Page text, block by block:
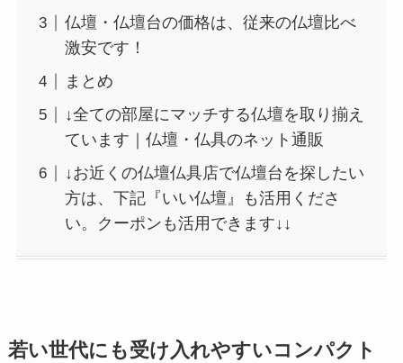
仏壇・仏壇台の価格は、従来の仏壇比べ
激安です！
まとめ
↓全ての部屋にマッチする仏壇を取り揃え
ています｜仏壇・仏具のネット通販
↓お近くの仏壇仏具店で仏壇台を探したい
方は、下記『いい仏壇』も活用くださ
い。クーポンも活用できます↓↓
若い世代にも受け入れやすいコンパクト